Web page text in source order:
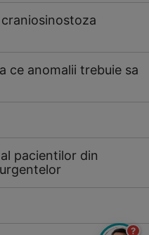
ce anomalii trebuie sa
pacientilor din
?